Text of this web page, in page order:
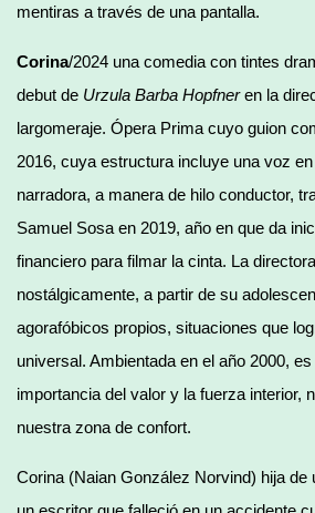
mentiras a través de una pantalla.
Corina/2024 una comedia con tintes
debut de Urzula Barba Hopfneren la
largomeraje. Ópera Prima cuyo guion
2016, cuya estructura incluye una voz
narradora, a manera de hilo conductor,
Samuel Sosa en 2019, año en que da
financiero para filmar la cinta. La
nostálgicamente, a partir de su
agorafóbicos propios, situaciones que
universal. Ambientada en el año 2000,
importancia del valor y la fuerza interior,
nuestra zona de confort.
Corina (Naian González Norvind) hija de